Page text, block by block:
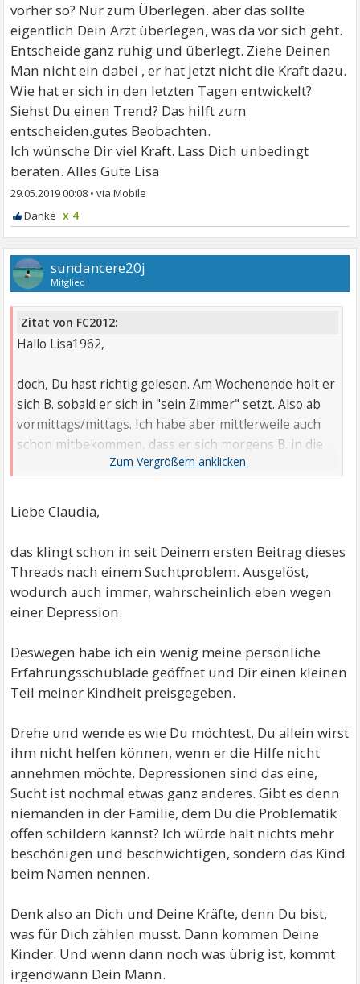
vorher so? Nur zum Überlegen. aber das sollte
eigentlich Dein Arzt überlegen, was da vor sich geht.
Entscheide ganz ruhig und überlegt. Ziehe Deinen
Man nicht ein dabei , er hat jetzt nicht die Kraft dazu.
Wie hat er sich in den letzten Tagen entwickelt?
Siehst Du einen Trend? Das hilft zum
entscheiden.gutes Beobachten.
Ich wünsche Dir viel Kraft. Lass Dich unbedingt
beraten. Alles Gute Lisa
29.05.2019 00:08 •
x 4
sundancere20j
Mitglied
Zitat von FC2012:
Hallo Lisa1962,
doch, Du hast richtig gelesen. Am Wochenende holt er
sich B. sobald er sich in "sein Zimmer" setzt. Also ab
vormittags/mittags. Ich habe aber mittlerweile auch
schon mitbekommen, dass er sich morgens B. in die
Tasche für die Arbeit gesteckt hat.
Ich denke, dass hier die Depression mit dem
Weggehen? Läuft das alles darauf hinaus? Das ist
eigentlich das, was ich gar nicht will.
Liebe Grüße
Claudia
Liebe Claudia,
das klingt schon in seit Deinem ersten Beitrag dieses
Threads nach einem Suchtproblem. Ausgelöst,
wodurch auch immer, wahrscheinlich eben wegen
einer Depression.
Deswegen habe ich ein wenig meine persönliche
Erfahrungsschublade geöffnet und Dir einen kleinen
Teil meiner Kindheit preisgegeben.
Drehe und wende es wie Du möchtest, Du allein wirst
ihm nicht helfen können, wenn er die Hilfe nicht
annehmen möchte. Depressionen sind das eine,
Sucht ist nochmal etwas ganz anderes. Gibt es denn
niemanden in der Familie, dem Du die Problematik
offen schildern kannst? Ich würde halt nichts mehr
beschönigen und beschwichtigen, sondern das Kind
beim Namen nennen.
Denk also an Dich und Deine Kräfte, denn Du bist,
was für Dich zählen musst. Dann kommen Deine
Kinder. Und wenn dann noch was übrig ist, kommt
irgendwann Dein Mann.